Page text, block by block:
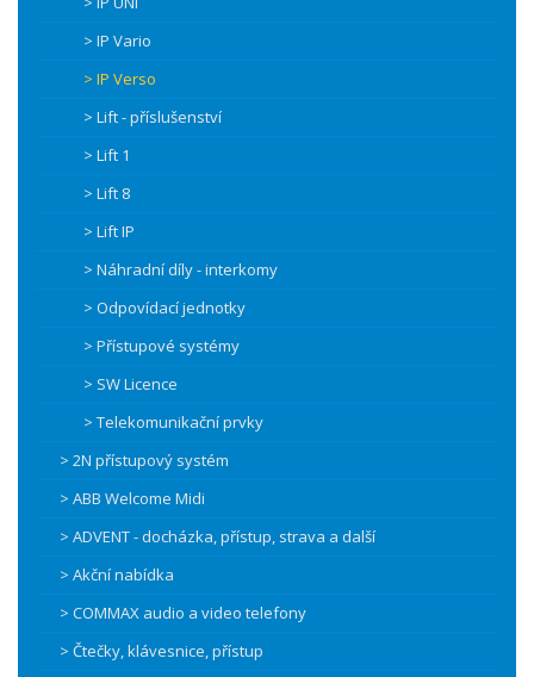
> IP Vario
> IP Verso
> Lift - příslušenství
> Lift 1
> Lift 8
> Lift IP
> Náhradní díly - interkomy
> Odpovídací jednotky
> Přístupové systémy
> SW Licence
> Telekomunikační prvky
> 2N přístupový systém
> ABB Welcome Midi
> ADVENT - docházka, přístup, strava a další
> Akční nabídka
> COMMAX audio a video telefony
> Čtečky, klávesnice, přístup